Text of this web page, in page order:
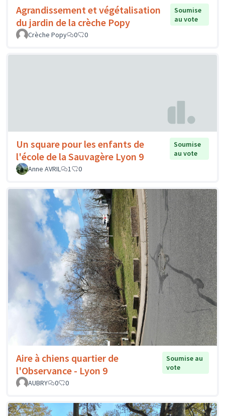
Agrandissement et végétalisation
du jardin de la crèche Popy
Soumise
au vote
Crèche Popy
0 0
Un square pour les enfants de
l'école de la Sauvagère Lyon 9
Soumise
au vote
Anne AVRIL
1 0
Aire à chiens quartier de
l'Observance - Lyon 9
Soumise au
vote
AUBRY
0 0